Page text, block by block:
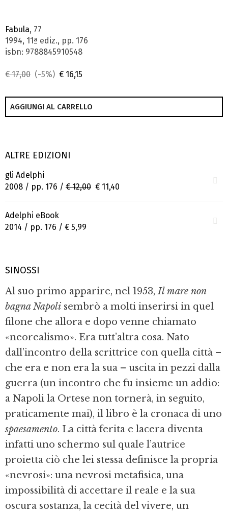
Fabula, 77
1994, 11ª ediz., pp. 176
isbn: 9788845910548
€ 17,00 (-5%) € 16,15
AGGIUNGI AL CARRELLO
ALTRE EDIZIONI
gli Adelphi
2008 / pp. 176 / € 12,00 € 11,40
Adelphi eBook
2014 / pp. 176 / € 5,99
SINOSSI
Al suo primo apparire, nel 1953,Il mare non
bagna Napoli sembrò a molti inserirsi in quel
filone che allora e dopo venne chiamato
«neorealismo». Era tutt’altra cosa. Nato
dall’incontro della scrittrice con quella città –
che era e non era la sua – uscita in pezzi dalla
guerra (un incontro che fu insieme un addio:
a Napoli la Ortese non tornerà, in seguito,
praticamente mai), il libro è la cronaca di uno
spaesamento. La città ferita e lacera diventa
infatti uno schermo sul quale l’autrice
proietta ciò che lei stessa definisce la propria
«nevrosi»: una nevrosi metafisica, una
impossibilità di accettare il reale e la sua
oscura sostanza, la cecità del vivere, un